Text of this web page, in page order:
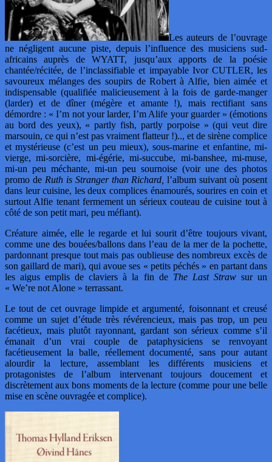
Les auteurs de l’ouvrage
ne négligent aucune piste, depuis l’influence des musiciens sud-
africains auprès de WYATT, jusqu’aux apports de la poésie
chantée/récitée, de l’inclassifiable et impayable Ivor CUTLER, les
savoureux mélanges des soupirs de Robert à Alfie, bien aimée et
indispensable (qualifiée malicieusement à la fois de garde-manger
(larder) et de dîner (mégère et amante !), mais rectifiant sans
démordre : « I’m not your larder, I’m Alife your guarder » (émotions
au bord des yeux), « partly fish, partly porpoise » (qui veut dire
marsouin, ce qui n’est pas vraiment flatteur !).., et de sirène complice
et mystérieuse (c’est un peu mieux), sous-marine et enfantine, mi-
vierge, mi-sorcière, mi-égérie, mi-succube, mi-banshee, mi-muse,
mi-un peu méchante, mi-un peu sournoise (voir une des photos
promo de Ruth is Stranger than Richard, l’album suivant où posent
dans leur cuisine, les deux complices énamourés, sourires en coin et
surtout Alfie tenant fermement un sérieux couteau de cuisine tout à
côté de son petit mari, peu méfiant).
Créature aimée, elle le regarde et lui sourit d’être toujours vivant,
comme une des bouées/ballons dans l’eau de la mer de la pochette,
pardonnant presque tout mais pas oublieuse des nombreux excès de
son gaillard de mari), qui avoue ses « petits péchés » en partant dans
les aigus emplis de claviers à la fin de The Last Strawsur un
« We’re not Alone » terrassant.
Le tout de cet ouvrage limpide et argumenté, foisonnant et creusé
comme un sujet d’étude très révérencieux, mais pas trop, un peu
facétieux, mais plutôt rayonnant, gardant son sérieux comme s’il
émanait d’un vrai couple de pataphysiciens se renvoyant
facétieusement la balle, réellement documenté, sans pour autant
alourdir la lecture, assemblant les différents musiciens et
protagonistes de l’album intervenant toujours doucement et
discrètement aux bons moments de la lecture (comme pour une belle
mise en scène ouvragée et complice).